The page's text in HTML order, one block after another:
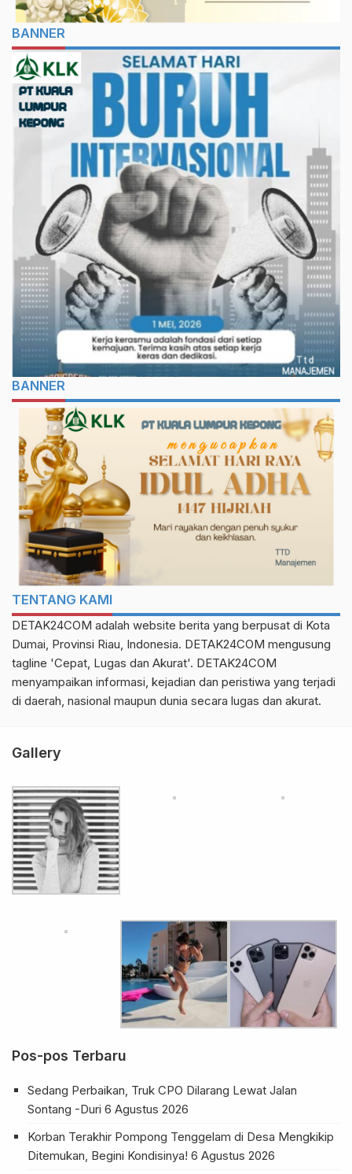
BANNER
BANNER
TENTANG KAMI
DETAK24COM adalah website berita yang berpusat di Kota
Dumai, Provinsi Riau, Indonesia. DETAK24COM mengusung
tagline 'Cepat, Lugas dan Akurat'. DETAK24COM
menyampaikan informasi, kejadian dan peristiwa yang terjadi
di daerah, nasional maupun dunia secara lugas dan akurat.
Gallery
Pos-pos Terbaru
Sedang Perbaikan, Truk CPO Dilarang Lewat Jalan
Sontang -Duri 6 Agustus 2026
Korban Terakhir Pompong Tenggelam di Desa Mengkikip
Ditemukan, Begini Kondisinya! 6 Agustus 2026